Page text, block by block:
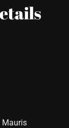
Mauris